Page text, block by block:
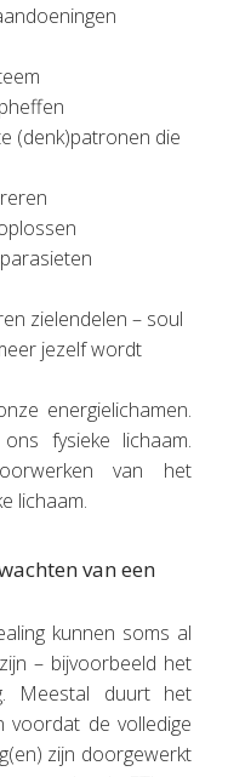
(denk)patronen die
zielendelen – soul
jezelf wordt
energielichamen.
fysieke lichaam.
van het
lichaam.
van een
kunnen soms al
– bijvoorbeeld het
Meestal duurt het
voordat de volledige
zijn doorgewerkt